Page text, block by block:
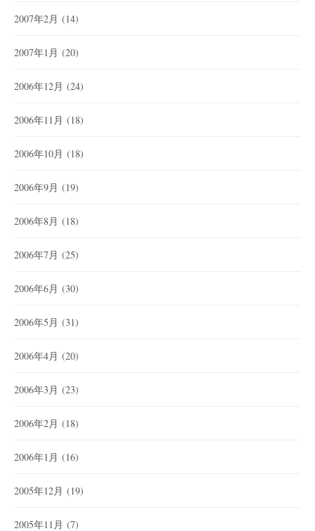
2007年2月 (14)
2007年1月 (20)
2006年12月 (24)
2006年11月 (18)
2006年10月 (18)
2006年9月 (19)
2006年8月 (18)
2006年7月 (25)
2006年6月 (30)
2006年5月 (31)
2006年4月 (20)
2006年3月 (23)
2006年2月 (18)
2006年1月 (16)
2005年12月 (19)
2005年11月 (7)